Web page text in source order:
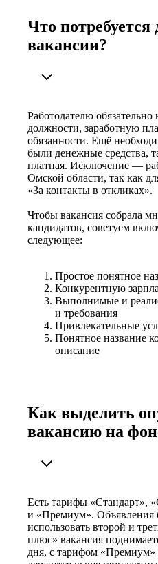
Что
вакансии?
Работодателю обязательно
должности, заработную
обязанности. Ещё
были денежные средства,
платная. Исключение —
Омской области, так как
«За контакты в откликах».
Чтобы вакансия собрала
кандидатов, советуем
следующее:
Простое понятное
Конкурентную
Выполнимые и
и требования
Привлекательные
Понятное название
описание
Как выделить
вакансию на
Есть тарифы «Стандарт»,
и «Премиум». Объявления
использовать второй и
плюс» вакансия
дня, с тарифом «Премиум»